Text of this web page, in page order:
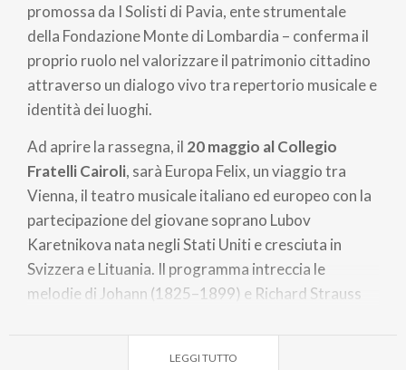
promossa da I Solisti di Pavia, ente strumentale
della Fondazione Monte di Lombardia – conferma il
proprio ruolo nel valorizzare il patrimonio cittadino
attraverso un dialogo vivo tra repertorio musicale e
identità dei luoghi.
Ad aprire la rassegna, il 20 maggio al Collegio
Fratelli Cairoli, sarà Europa Felix, un viaggio tra
Vienna, il teatro musicale italiano ed europeo con la
partecipazione del giovane soprano Lubov
Karetnikova nata negli Stati Uniti e cresciuta in
Svizzera e Lituania. Il programma intreccia le
melodie di Johann (1825–1899) e Richard Strauss
LEGGI TUTTO